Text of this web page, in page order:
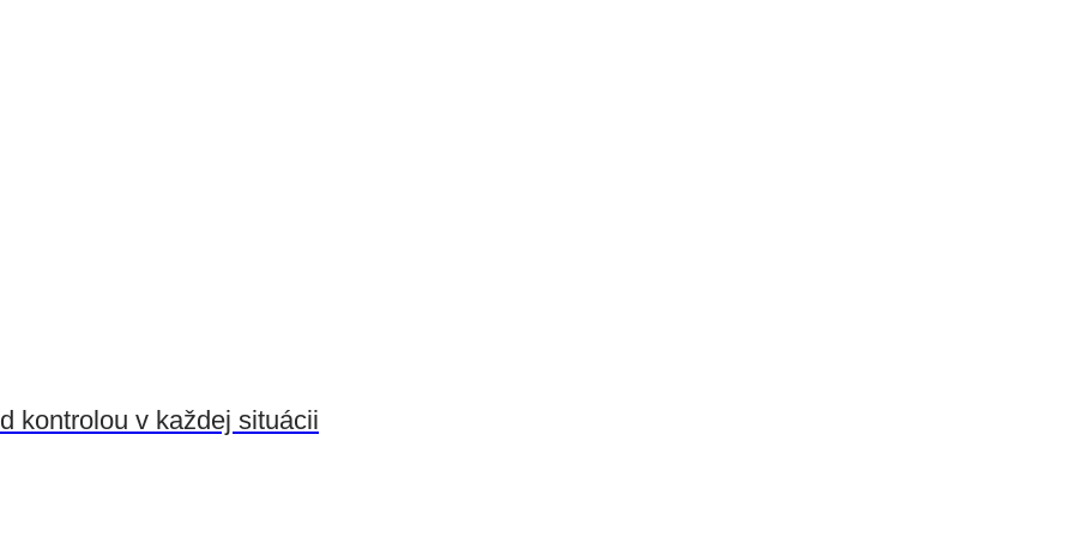
kontrolou v každej situácii